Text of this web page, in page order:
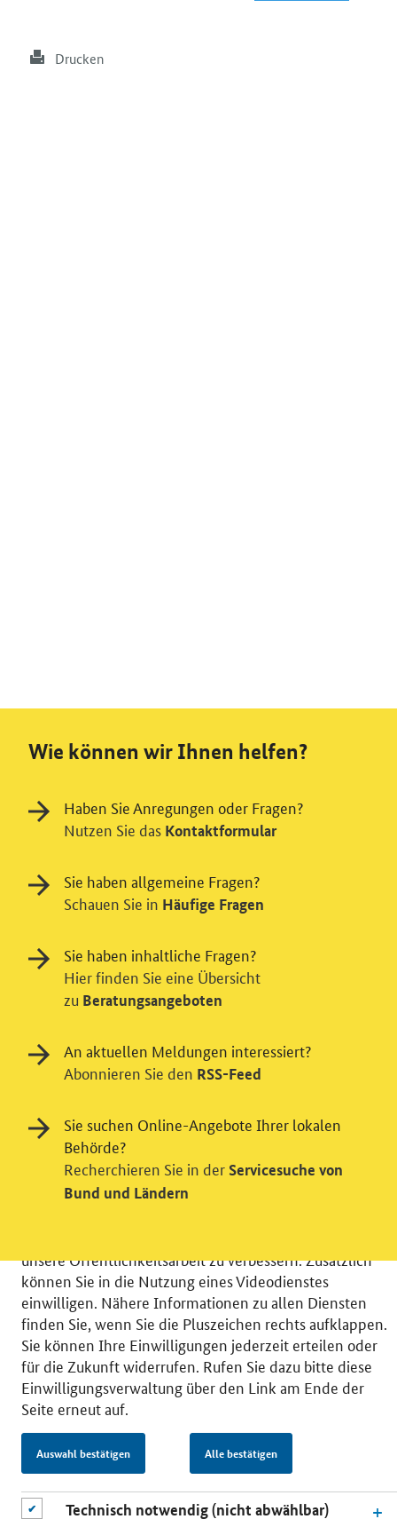
Drucken
© 2026 Bundesministerium für Wirtschaft und Energie
RSS
Benutzerhinweise
Inhaltsverzeichnis
Impressum
Barrierefreiheit
Datenschutz
Einwilligungsverwaltung
Einwilligung in Tracking und / oder
Videodienst
Wir bitten Sie an dieser Stelle um Ihre Einwilligung für
verschiedene Zusatzdienste unserer Webseite: Wir
unsere Öffentlichkeitsarbeit zu verbessern. Zusätzlich
können Sie in die Nutzung eines Videodienstes
einwilligen. Nähere Informationen zu allen Diensten
finden Sie, wenn Sie die Pluszeichen rechts aufklappen.
Sie können Ihre Einwilligungen jederzeit erteilen oder
für die Zukunft widerrufen. Rufen Sie dazu bitte diese
Einwilligungsverwaltung über den Link am Ende der
Seite erneut auf.
Auswahl bestätigen Alle bestätigen
Technisch notwendig (nicht abwählbar)
Wie können wir Ihnen helfen?
Haben Sie Anregungen oder Fragen?
Nutzen Sie das Kontaktformular
Sie haben allgemeine Fragen?
Schauen Sie in Häufige Fragen
Sie haben inhaltliche Fragen?
Hier finden Sie eine Übersicht
zu Beratungsangeboten
An aktuellen Meldungen interessiert?
Abonnieren Sie den RSS-Feed
Sie suchen Online-Angebote Ihrer lokalen
Behörde?
Recherchieren Sie in der Servicesuche von
Bund und Ländern